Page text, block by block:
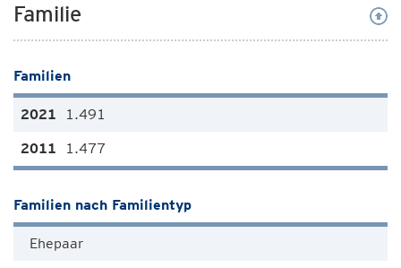
Familie
Familien
1.491
1.477
Familien nach Familientyp
Ehepaar